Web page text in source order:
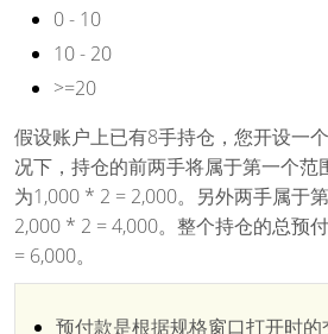
0 - 10
10 - 20
>=20
假设账户上已有8手持仓，您开设一
况下，持仓的前两手将属于第一个范
为1,000 * 2 = 2,000。另外两手属于
2,000 * 2 = 4,000。整个持仓的总预
= 6,000。
预付款是根据规格窗口打开时的